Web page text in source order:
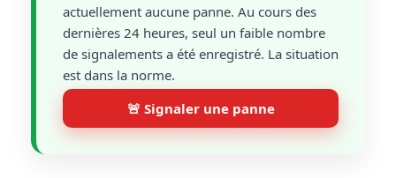
actuellement aucune panne. Au cours des
dernières 24 heures, seul un faible nombre
de signalements a été enregistré. La situation
est dans la norme.
🚨 Signaler une panne